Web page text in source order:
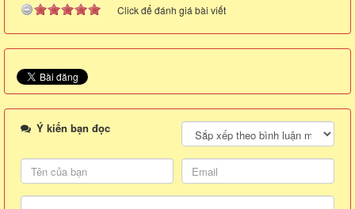
Click để đánh giá bài viết
Ý kiến bạn đọc